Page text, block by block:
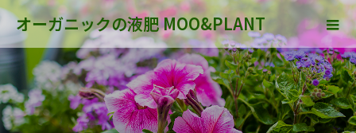
オーガニックの液肥 MOO&PLANT